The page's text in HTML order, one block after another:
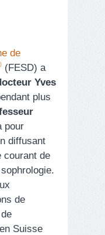
de
(FESD) a
Yves
plus
pour
diffusant
courant de
de
Suisse